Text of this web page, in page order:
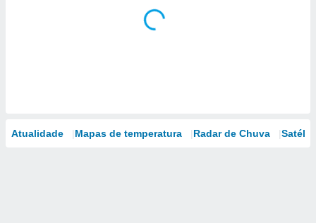
Atualidade Mapas de temperatura Radar de Chuva